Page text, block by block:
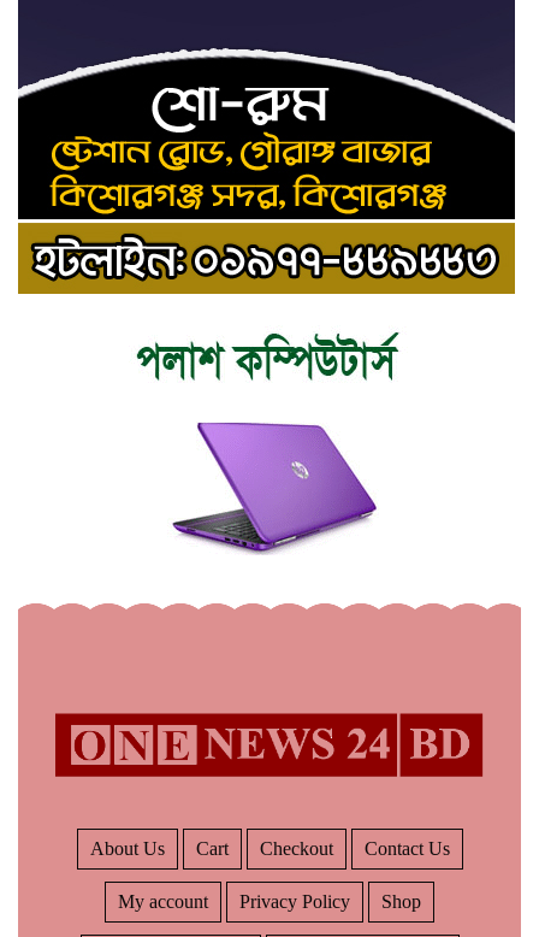
About Us Cart Checkout Contact Us
My account Privacy Policy Shop